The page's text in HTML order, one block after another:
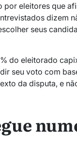
eleitores que
dizem
seus
do eleitorado
seu voto com
da disputa, e